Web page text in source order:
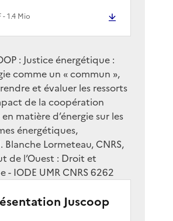
- 1.4 Mio
: Justice énergétique :
comme un « commun »,
et évaluer les ressorts
de la coopération
matière d’énergie sur les
énergétiques,
Blanche Lormeteau, CNRS,
de l’Ouest : Droit et
- IODE UMR CNRS 6262
Juscoop